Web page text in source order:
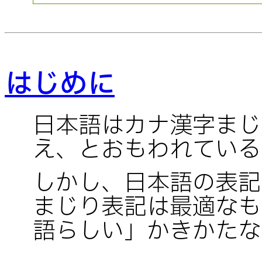
はじめに
日本語はカナ漢字ま
え、とおもわれてい
しかし、日本語の表
まじり表記は最適な
語らしい」かきかた